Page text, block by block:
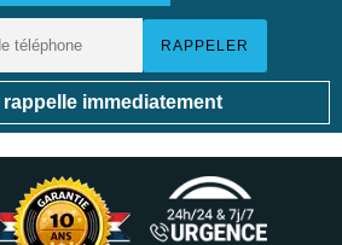
immediatement